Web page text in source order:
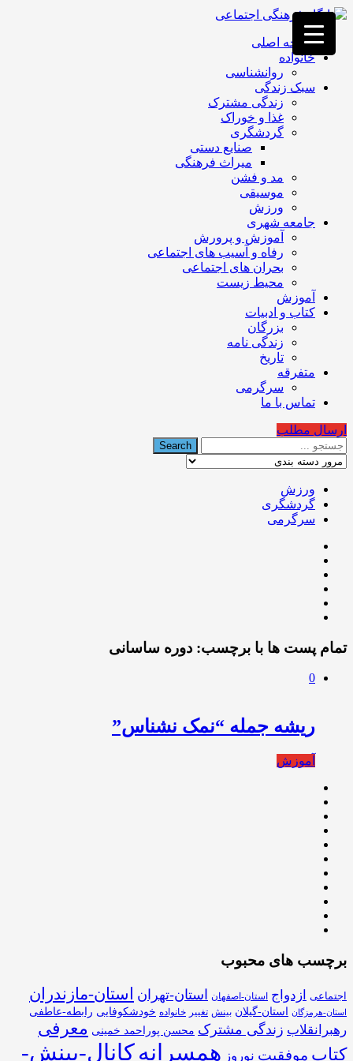
فصد
خون
غرب
تهران
خشکشویی
تصفیه
تهران
صفحه اصلی
خانواده
روانشناسی
سبک زندگی
زندگی مشترک
غذا و خوراک
گردشگری
صنایع دستی
میراث فرهنگی
مد و فشن
موسیقی
ورزش
جامعه شهری
آموزش و پرورش
رفاه و آسیب های اجتماعی
بحران های اجتماعی
محیط زیست
آموزش
کتاب و ادبیات
بزرگان
زندگی نامه
تاریخ
متفرقه
سرگرمی
تماس با ما
ارسال مطلب
ورزش
گردشگری
سرگرمی
تمام پست ها با برچسب: دوره ساسانی
0
ریشه جمله “نمک نشناس”
آموزش
برچسب های محبوب
اجتماعی ازدواج استان-اصفهان استان-تهران استان-مازندران
استان-هرمزگان استان-گیلان بینش تغییر خانواده خودشکوفایی رابطه-عاطفی
رهبرانقلاب زندگی مشترک محسن پوراحمد خمینی معرفی
کتاب موفقیت نوروز همسرانهکانال-بینش-